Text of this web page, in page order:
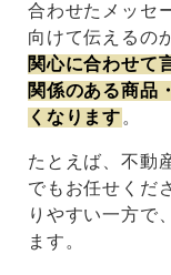
合わせたメッセ
向けて伝えるの
関心に合わせて
関係のある商品
くなります 。
たとえば、不動
でもお任せくだ
りやすい一方で
ます。